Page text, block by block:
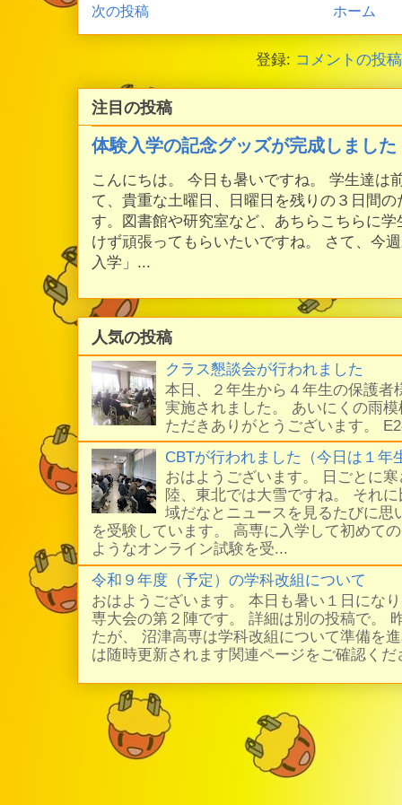
次の投稿 ホーム
登録: コメントの投
注目の投稿
体験入学の記念グッズが完成しました
こんにちは。 今日も暑いですね。 学生達は
て、貴重な土曜日、日曜日を残りの３日間
す。図書館や研究室など、あちらこちらに
けず頑張ってもらいたいですね。 さて、今
入学」...
人気の投稿
クラス懇談会が行われました
本日、２年生から４年生の保護者
実施されました。 あいにくの雨
ただきありがとうございます。
CBTが行われました（今日は１年
おはようございます。 日ごとに
陸、東北では大雪ですね。 それ
域だなとニュースを見るたびに思
を受験しています。 高専に入学して初めて
ようなオンライン試験を受...
令和９年度（予定）の学科改組について
おはようございます。 本日も暑い１日にな
専大会の第２陣です。 詳細は別の投稿で。
たが、 沼津高専は学科改組について準備を
は随時更新されます関連ページをご確認く